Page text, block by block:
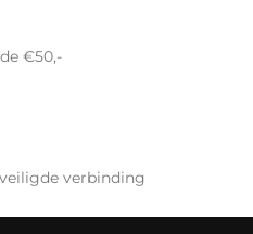
€50,-
verbinding